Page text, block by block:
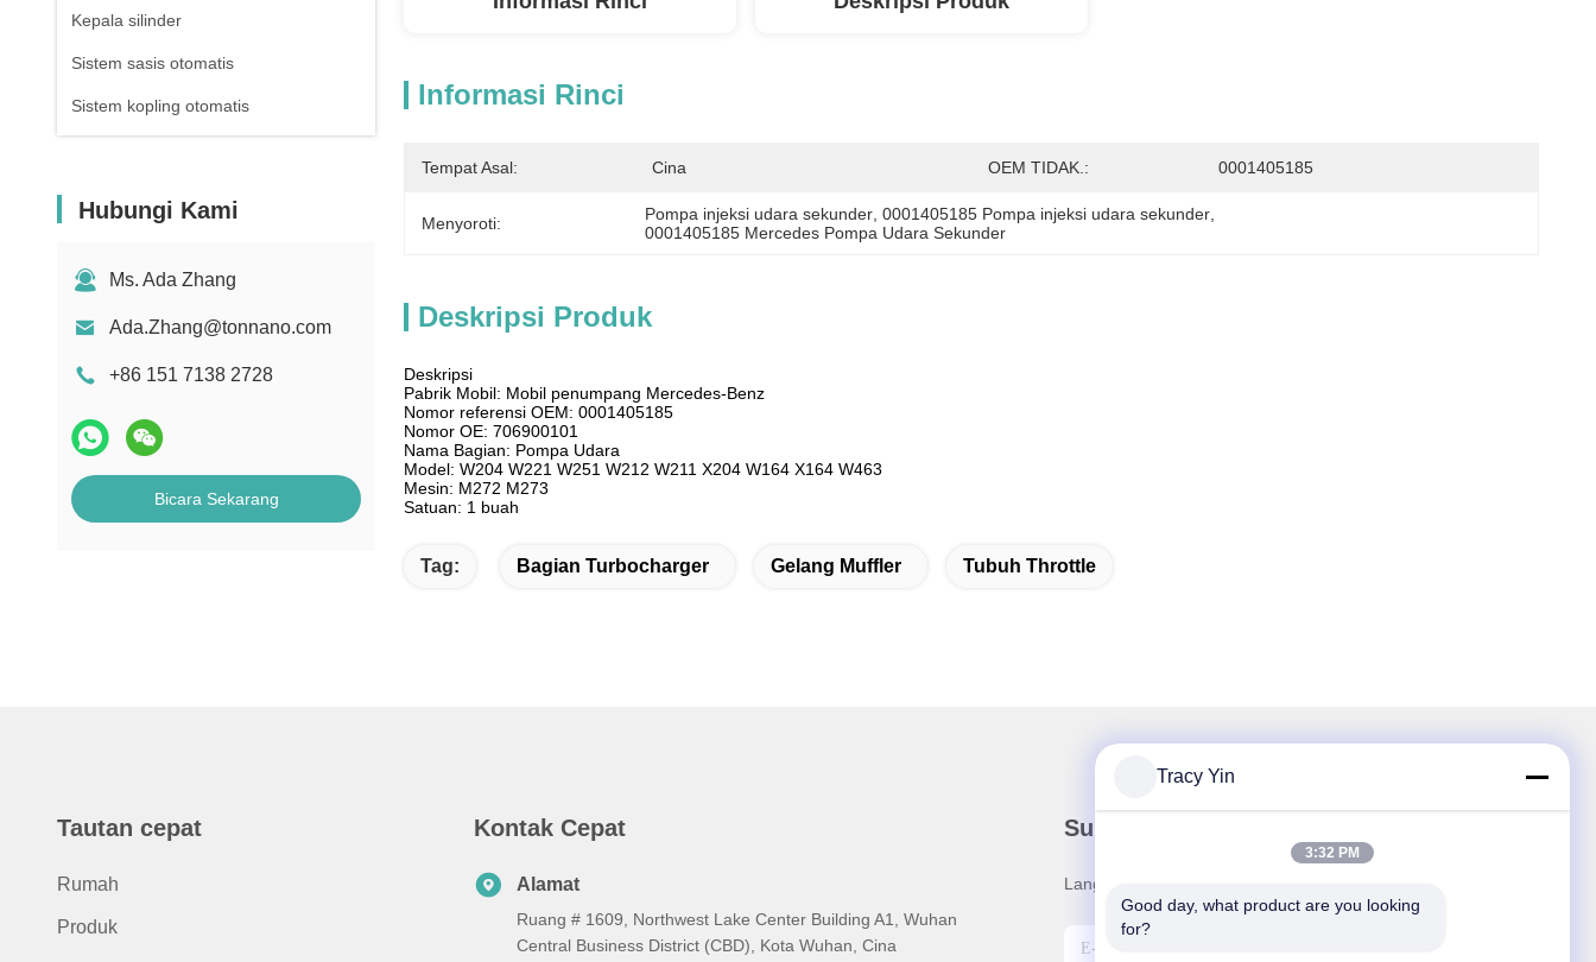
Kepala silinder
Sistem sasis otomatis
Sistem kopling otomatis
Hubungi Kami
Ms. Ada Zhang
Ada.Zhang@tonnano.com
+86 151 7138 2728
Bicara Sekarang
Informasi Rinci
Tempat Asal: Cina OEM TIDAK.: 0001405185
Menyoroti: Pompa injeksi udara sekunder , 0001405185 Pompa injeksi udara sekunder
0001405185 Mercedes Pompa Udara Sekunder
Deskripsi Produk
Deskripsi
Pabrik Mobil: Mobil penumpang Mercedes-Benz
Nomor referensi OEM: 0001405185
Nomor OE: 706900101
Nama Bagian: Pompa Udara
Model: W204 W221 W251 W212 W211 X204 W164 X164 W463
Mesin: M272 M273
Satuan: 1 buah
Tag: Bagian Turbocharger Gelang Muffler Tubuh Throttle
Tautan cepat
Rumah
Produk
Kontak Cepat
Alamat
Ruang # 1609, Northwest Lake Center Building A1, Wuhan
Central Business District (CBD), Kota Wuhan, Cina
Surat Kabar Kami
Langganan buletin kami untuk diskon dan banyak lagi.
Tracy Yin
3:32 PM
Good day, what product are you looking
for?